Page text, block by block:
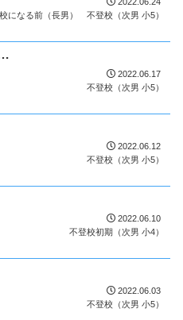
になる前（長男）
不登校（次男 小5）
2022.06.17
不登校（次男 小5）
2022.06.12
不登校（次男 小5）
2022.06.10
不登校初期（次男 小4）
2022.06.03
不登校（次男 小5）